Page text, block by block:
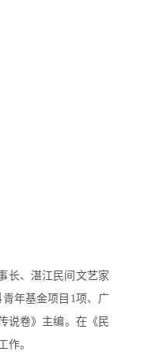
长、湛江民间文艺家
年基金项目 1项、广
说卷》主编。在《民
作。